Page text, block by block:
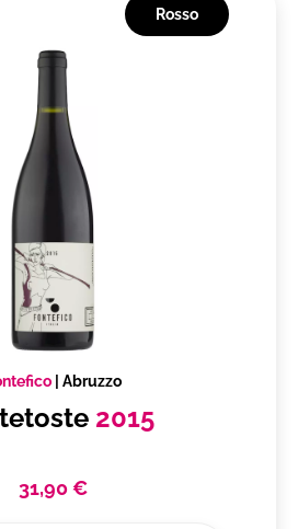
Rosso
| Abruzzo
2015
31,90 €